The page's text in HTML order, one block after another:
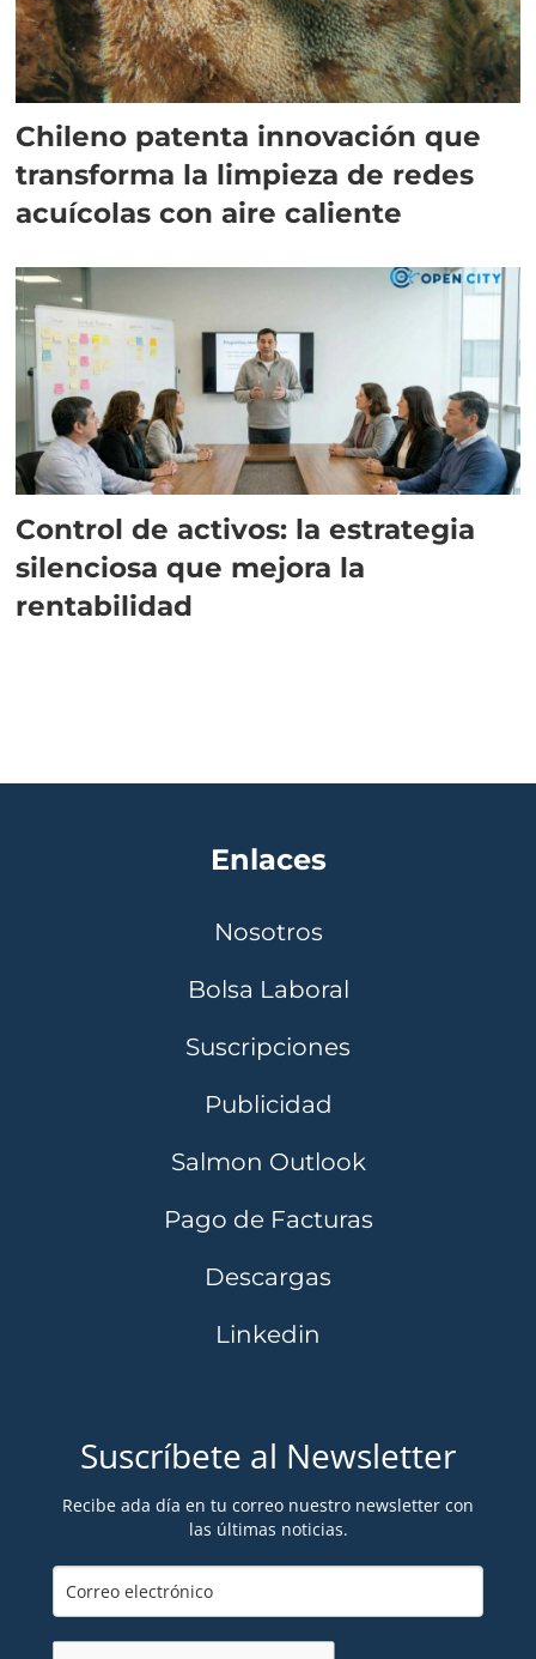
Chileno patenta innovación que
transforma la limpieza de redes
acuícolas con aire caliente
Control de activos: la estrategia
silenciosa que mejora la
rentabilidad
Enlaces
Nosotros
Bolsa Laboral
Suscripciones
Publicidad
Salmon Outlook
Pago de Facturas
Descargas
Linkedin
Suscríbete al Newsletter
Recibe ada día en tu correo nuestro newsletter con
las últimas noticias.